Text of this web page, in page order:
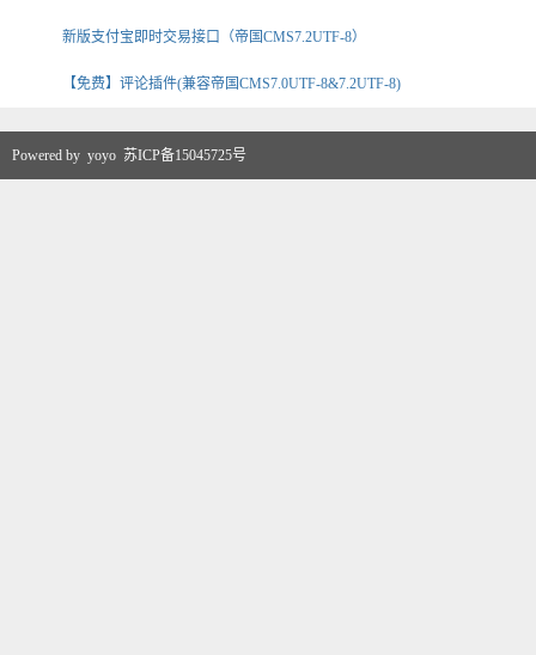
新版支付宝即时交易接口（帝国CMS7.2UTF-8）
【免费】评论插件(兼容帝国CMS7.0UTF-8&7.2UTF-8)
Powered by yoyo 苏ICP备15045725号